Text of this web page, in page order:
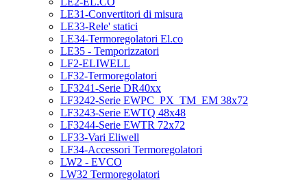
LE31-Convertitori di misura
LE33-Rele' statici
LE34-Termoregolatori El.co
LE35 - Temporizzatori
LF2-ELIWELL
LF32-Termoregolatori
LF3241-Serie DR40xx
LF3242-Serie EWPC_PX_TM_EM 38x72
LF3243-Serie EWTQ 48x48
LF3244-Serie EWTR 72x72
LF33-Vari Eliwell
LF34-Accessori Termoregolatori
LW2 - EVCO
LW32 Termoregolatori